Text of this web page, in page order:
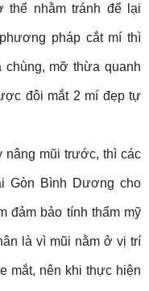
thể nhằm tránh để lại
pháp cắt mí thì
mỡ thừa quanh
đôi mắt 2 mí đẹp tự
mũi trước, thì các
Gòn Bình Dương cho
đảm bảo tính thẩm mỹ
là vì mũi nằm ở vị trí
mắt, nên khi thực hiện